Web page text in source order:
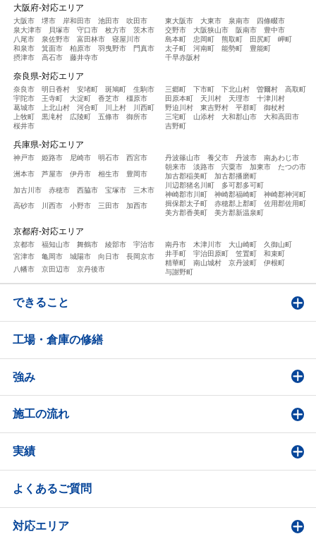
大阪府-対応エリア
大阪市 堺市 岸和田市 池田市
吹田市
泉大津市
貝塚市 守口市 枚方市
茨木市
八尾市
泉佐野市 富田林市
寝屋川市
和泉市
箕面市 柏原市 羽曳野市
門真市
摂津市
高石市 藤井寺市
東大阪市 大東市 泉南市
四條畷市
交野市
大阪狭山市 阪南市
豊中市
島本町
忠岡町 熊取町 田尻町
岬町
太子町
河南町 能勢町
豊能町
千早赤阪村
奈良県-対応エリア
奈良市 明日香村 安堵町 斑鳩町
生駒市
宇陀市
王寺町 大淀町 香芝市
橿原市
葛城市
上北山村 河合町 川上村
川西町
上牧町
黒滝村 広陵町 五條市
御所市
桜井市
三郷町 下市町 下北山村 曽爾村
高取町
田原本町
天川村 天理市
十津川村
野迫川村
東吉野村 平群町
御杖村
三宅町
山添村 大和郡山市
大和高田市
吉野町
兵庫県-対応エリア
神戸市 姫路市 尼崎市 明石市 西宮市
洲本市 芦屋市 伊丹市 相生市 豊岡市
加古川市 赤穂市 西脇市 宝塚市 三木市
高砂市 川西市 小野市 三田市 加西市
丹波篠山市 養父市 丹波市
南あわじ市
朝来市
淡路市 宍粟市 加東市
たつの市
加古郡稲美町
加古郡播磨町
川辺郡猪名川町
多可郡多可町
神崎郡市川町
神崎郡福崎町
神崎郡神河町
揖保郡太子町
赤穂郡上郡町
佐用郡佐用町
美方郡香美町
美方郡新温泉町
京都府-対応エリア
京都市 福知山市 舞鶴市 綾部市
宇治市
宮津市
亀岡市 城陽市 向日市
長岡京市
八幡市
京田辺市 京丹後市
南丹市 木津川市 大山崎町
久御山町
井手町
宇治田原町 笠置町
和束町
精華町
南山城村 京丹波町
伊根町
与謝野町
できること
工場・倉庫の修繕
強み
施工の流れ
実績
よくあるご質問
対応エリア